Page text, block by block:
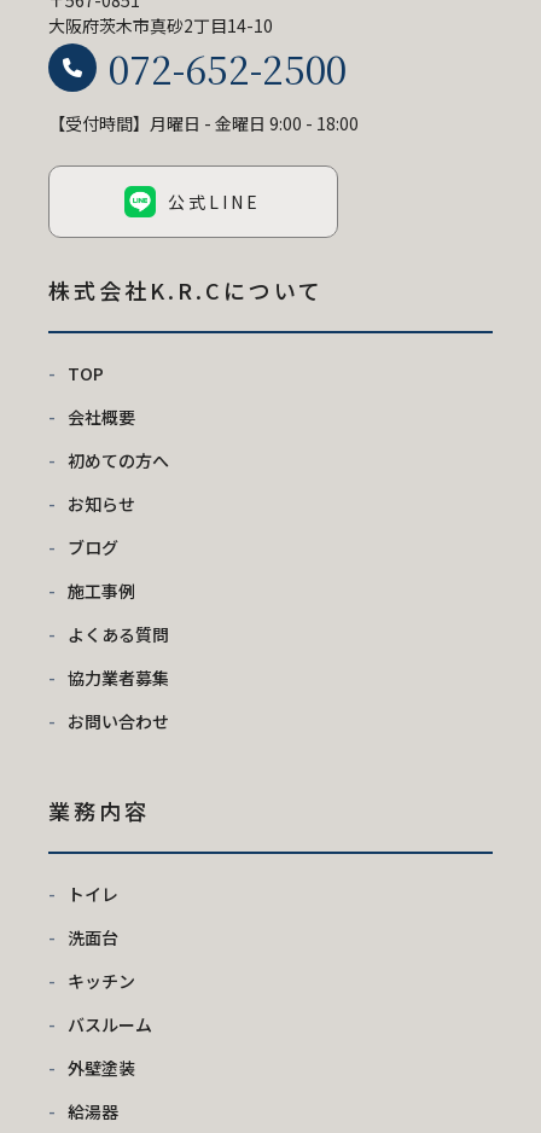
大阪府茨木市真砂2丁目14-10
072-652-2500
【受付時間】月曜日 - 金曜日 9:00 - 18:00
公式LINE
株式会社K.R.C について
TOP
会社概要
初めての方へ
お知らせ
ブログ
施工事例
よくある質問
協力業者募集
お問い合わせ
業務内容
トイレ
洗面台
キッチン
バスルーム
外壁塗装
給湯器